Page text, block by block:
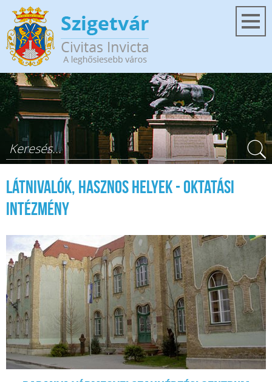
Ugrás a tartalomra
Keresés űrlap
Látnivalók, hasznos helyek - Oktatási
intézmény